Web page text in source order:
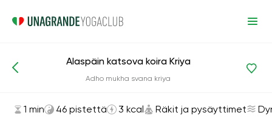
Asanat ja harjoitukset Räkit ja pysäyttimet
Alaspäin katsova koira Kriya
Adho mukha svana kriya
1 min 46 pistettä 3 kcal Räkit ja pysäyttimet